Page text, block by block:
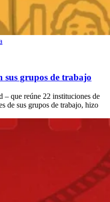
sus grupos de trabajo
– que reúne 22 instituciones de
de sus grupos de trabajo, hizo